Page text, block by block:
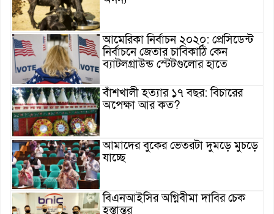
আমেরিকা নির্বাচন ২০২০: প্রেসিডেন্ট
নির্বাচনে জেতার চাবিকাঠি কেন
ব্যাটলগ্রাউন্ড স্টেটগুলোর হাতে
বাঁশখালী হত্যার ১৭ বছর: বিচারের
অপেক্ষা আর কত?
আমাদের বুকের ভেতরটা দুমড়ে মুচড়ে
যাচ্ছে
বিএনআইসির অগ্নিবীমা দাবির চেক
হস্তান্তর